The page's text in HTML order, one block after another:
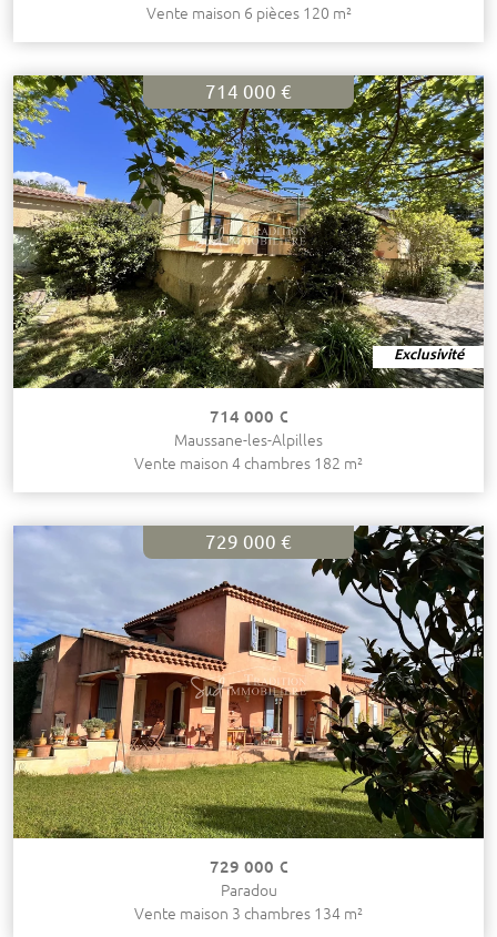
Vente maison 6 pièces 120 m²
714 000 €
Exclusivité
714 000 €
Maussane-les-Alpilles
Vente maison 4 chambres 182 m²
729 000 €
729 000 €
Paradou
Vente maison 3 chambres 134 m²